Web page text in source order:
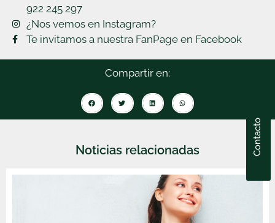
Contacto
922 245 297
¿Nos vemos en Instagram?
Te invitamos a nuestra FanPage en Facebook
Compartir en:
Noticias relacionadas